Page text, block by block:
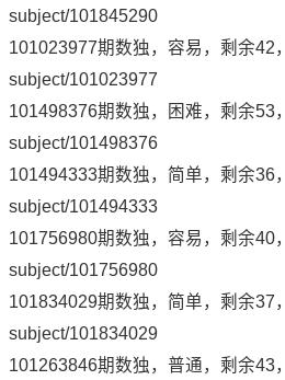
subject/101845290
101023977期数独，容易，剩余42，
subject/101023977
101498376期数独，困难，剩余53，
subject/101498376
101494333期数独，简单，剩余36，
subject/101494333
101756980期数独，容易，剩余40，
subject/101756980
101834029期数独，简单，剩余37，
subject/101834029
101263846期数独，普通，剩余43，